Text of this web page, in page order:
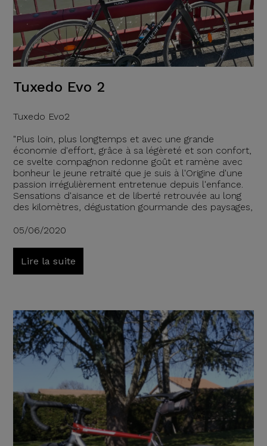
Tuxedo Evo 2
Tuxedo Evo2
"Plus loin, plus longtemps et avec une grande
économie d'effort, grâce à sa légèreté et son confort,
ce svelte compagnon redonne goût et ramène avec
bonheur le jeune retraité que je suis à l'Origine d'une
passion irrégulièrement entretenue depuis l'enfance.
Sensations d'aisance et de liberté retrouvée au long
des kilomètres, dégustation gourmande des paysages,
05/06/2020
Lire la suite